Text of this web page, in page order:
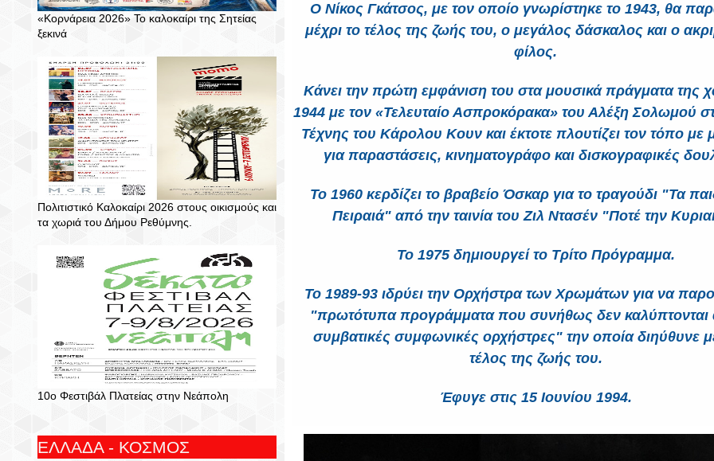
«Κορνάρεια 2026» Το καλοκαίρι της Σητείας
ξεκινά
Πολιτιστικό Καλοκαίρι 2026 στους οικισμούς και
τα χωριά του Δήμου Ρεθύμνης.
10ο Φεστιβάλ Πλατείας στην Νεάπολη
ΕΛΛΑΔΑ - ΚΟΣΜΟΣ
Ο Νίκος Γκάτσος, με τον οποίο γνωρίστηκε το 1943, θα
μέχρι το τέλος της ζωής του, ο μεγάλος δάσκαλος και ο
φίλος.
Κάνει την πρώτη εμφάνιση του στα μουσικά πράγματα της
1944 με τον «Τελευταίο Ασπροκόρακα» του Αλέξη Σολωμού
Τέχνης του Κάρολου Κουν και έκτοτε πλουτίζει τον τόπο με
για παραστάσεις, κινηματογράφο και δισκογραφικές
Το 1960 κερδίζει το βραβείο Όσκαρ για το τραγούδι "Τα
Πειραιά" από την ταινία του Ζιλ Ντασέν "Ποτέ την
Το 1975 δημιουργεί το Τρίτο Πρόγραμμα.
Το 1989-93 ιδρύει την Ορχήστρα των Χρωμάτων για να
"πρωτότυπα προγράμματα που συνήθως δεν καλύπτονται
συμβατικές συμφωνικές ορχήστρες" την οποία διηύθυνε
τέλος της ζωής του.
Έφυγε στις 15 Ιουνίου 1994.